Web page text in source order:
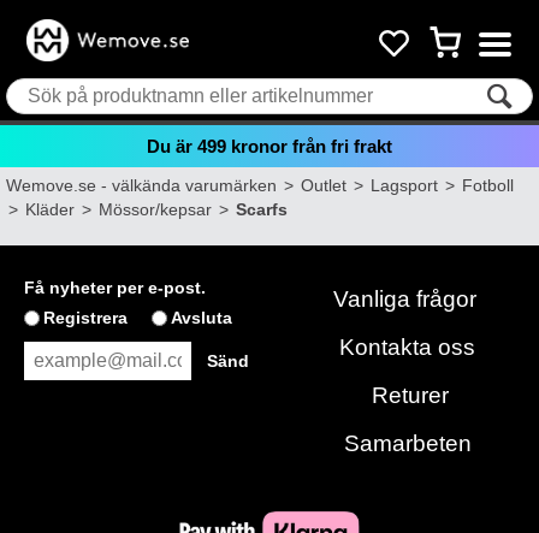
Du är 499 kronor från fri frakt
Wemove.se - välkända varumärken>Outlet>Lagsport>Fotboll
>Kläder>Mössor/kepsar>Scarfs
Få nyheter per e-post.
Registrera
Avsluta
Vanliga frågor
Kontakta oss
Returer
Samarbeten